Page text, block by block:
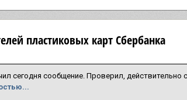
пластиковых карт Сбербанка
сегодня сообщение. Проверил, действительно